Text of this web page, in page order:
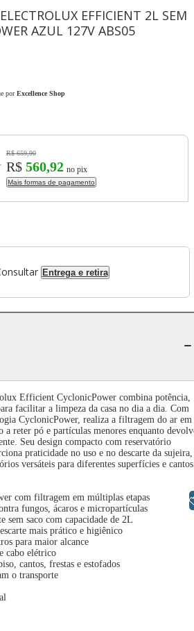
EFFICIENT 2L SEM
AZUL 127V ABS05
por Excellence Shop
127V ABS05
R$ 659,90
R$ 560,92 no pix
Mais formas de pagamento
Entrega e retira
Efficient CyclonicPower combina potência,
facilitar a limpeza da casa no dia a dia. Com
CyclonicPower, realiza a filtragem do ar em
a reter pó e partículas menores enquanto
Seu design compacto com reservatório
praticidade no uso e no descarte da sujeira,
versáteis para diferentes superfícies e cantos
com filtragem em múltiplas etapas
fungos, ácaros e micropartículas
sem saco com capacidade de 2L
mais prático e higiênico
para maior alcance
cabo elétrico
cantos, frestas e estofados
o transporte
Libras